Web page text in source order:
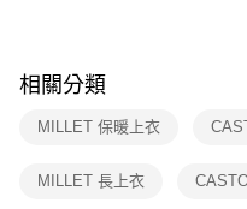
※ 交易是否成功請以「AFTEE先
是否繳費成功／繳費後需取消欲
客戶支援中心」 https://
１．透過由恩沛科技股份有限公
相關分類
MILLET 保暖上衣
MILLET 長上衣